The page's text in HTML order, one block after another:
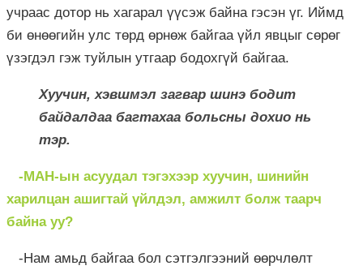
учраас дотор нь хагарал үүсэж байна гэсэн үг. Иймд
би өнөөгийн улс төрд өрнөж байгаа үйл явцыг сөрөг
үзэгдэл гэж туйлын утгаар бодохгүй байгаа.
Хуучин, хэвшмэл загвар шинэ бодит
байдалдаа багтахаа больсны дохио нь
тэр.
-МАН-ын асуудал тэгэхээр хуучин, шинийн
харилцан ашигтай үйлдэл, амжилт болж таарч
байна уу?
-Нам амьд байгаа бол сэтгэлгээний өөрчлөлт